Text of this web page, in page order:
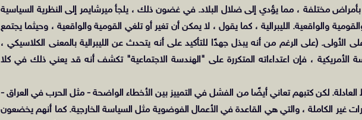
مختلفة ، مما يؤدي إلى ضلال البلاد. في غضون ذلك ، يلجأ ميرشايمر إلى النظرية السياسية
والواقعية. الليبرالية ، كما يقول ، لا يمكن أن تغير أو تلغي القومية والواقعية ، وحيثما يجتمع
الأولى. (على الرغم من أنه يبذل جهدًا للتأكيد على أنه يتحدث عن الليبرالية بالمعنى الكلاسيكي ،
، فإن اعتداءاته المتكررة على "الهندسة الاجتماعية" تكشف أنه قد يعني ذلك في كلا
العادلة. لكن كتبهم تعاني أيضًا من الفشل في التمييز بين الأخطاء الواضحة - مثل الحرب في العراق -
غير الكاملة ، والتي هي القاعدة في الأعمال الفوضوية مثل السياسة الخارجية. كما أنهم يخضعون